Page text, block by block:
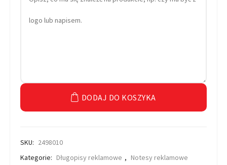
DODAJ DO KOSZYKA
SKU: 2498010
Kategorie: Długopisy reklamowe , Notesy reklamowe